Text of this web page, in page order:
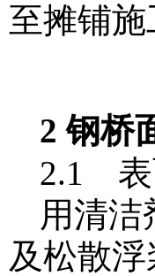
至摊铺
2 钢桥
2.1 表
用清
及松散